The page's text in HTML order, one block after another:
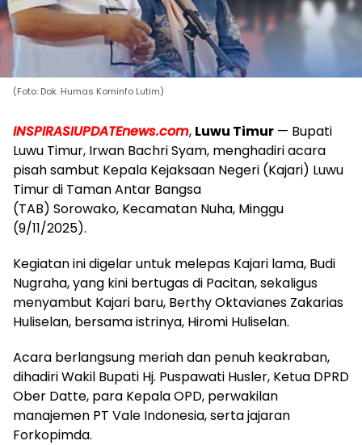
(Foto: Dok. Humas Kominfo Lutim)
INSPIRASIUPDATEnews.com, Luwu Timur — Bupati
Luwu Timur, Irwan Bachri Syam, menghadiri acara
pisah sambut Kepala Kejaksaan Negeri (Kajari) Luwu
Timur di Taman Antar Bangsa
(TAB) Sorowako, Kecamatan Nuha, Minggu
(9/11/2025).
Kegiatan ini digelar untuk melepas Kajari lama, Budi
Nugraha, yang kini bertugas di Pacitan, sekaligus
menyambut Kajari baru, Berthy Oktavianes Zakarias
Huliselan, bersama istrinya, Hiromi Huliselan.
Acara berlangsung meriah dan penuh keakraban,
dihadiri Wakil Bupati Hj. Puspawati Husler, Ketua DPRD
Ober Datte, para Kepala OPD, perwakilan
manajemen PT Vale Indonesia, serta jajaran
Forkopimda.